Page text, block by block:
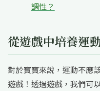
調性？
從遊戲中培養運
對於寶寶來說，運動不應
遊戲！透過遊戲，我們可